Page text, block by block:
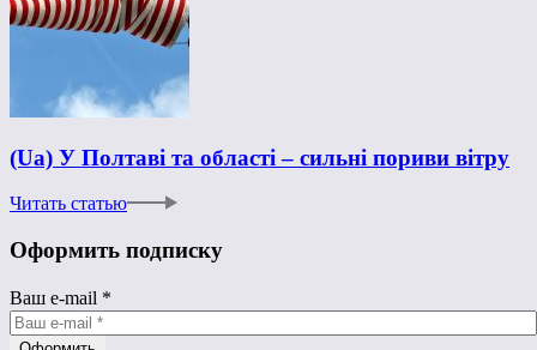
(Ua) У Полтаві та області – сильні пориви вітру
Читать статью
Оформить подписку
Ваш e-mail *